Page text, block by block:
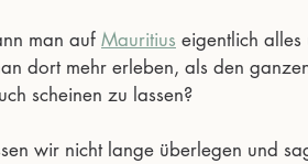
man auf Mauritius eigentlich alles
dort mehr erleben, als den
scheinen zu lassen?
wir nicht lange überlegen und